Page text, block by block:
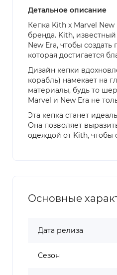
Детальное описание
Кепка Kith x Marvel
бренда. Kith,
New Era, чтобы
которая достигается
Дизайн кепки
корабль) намекает на
материалы, будь то
Marvel и New Era не
Эта кепка станет
Она позволяет
одеждой от Kith, чтобы
Основные
Дата релиза
Сезон